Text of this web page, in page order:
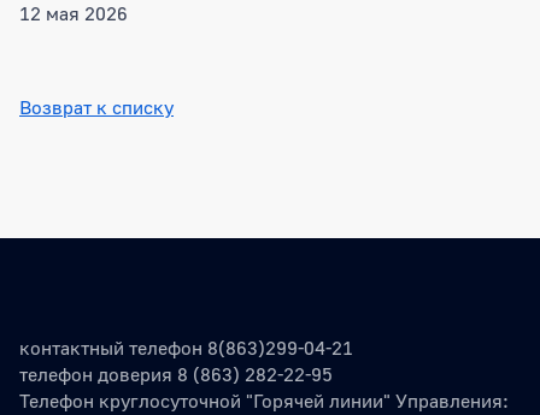
12 мая 2026
Возврат к списку
контактный телефон 8(863)299-04-21
телефон доверия 8 (863) 282-22-95
Телефон круглосуточной "Горячей линии" Управления: